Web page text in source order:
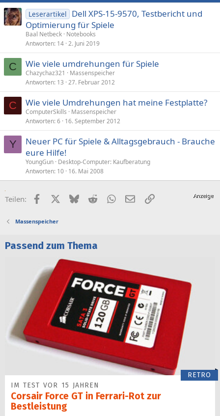
Leserartikel
Dell XPS-15-9570, Testbericht und
Optimierung für Spiele
Baal Netbeck Notebooks
Antworten 14 2. Juni 2019
C Wie viele umdrehungen für Spiele
Chazychaz321
Massenspeicher
Antworten 13 27. Februar 2012
C Wie viele Umdrehungen hat meine Festplatte?
ComputerSkills
Massenspeicher
Antworten 6 16. September 2012
Y
Neuer PC für Spiele & Alltagsgebrauch - Brauche
eure Hilfe!
YoungGun Desktop-Computer: Kaufberatung
Antworten 10 16. Mai 2008
Teilen: FacebookX (Twitter)
BlueskyRedditWhatsApp
E-MailLink
Massenspeicher
Passend zum Thema
RETRO
IM TEST VOR 15 JAHREN
Corsair Force GT in Ferrari-Rot zur
Bestleistung